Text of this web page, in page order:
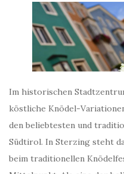
Im historischen
köstliche Knödel-
den beliebtesten und
Südtirol. In Sterzing steht
beim traditionellen